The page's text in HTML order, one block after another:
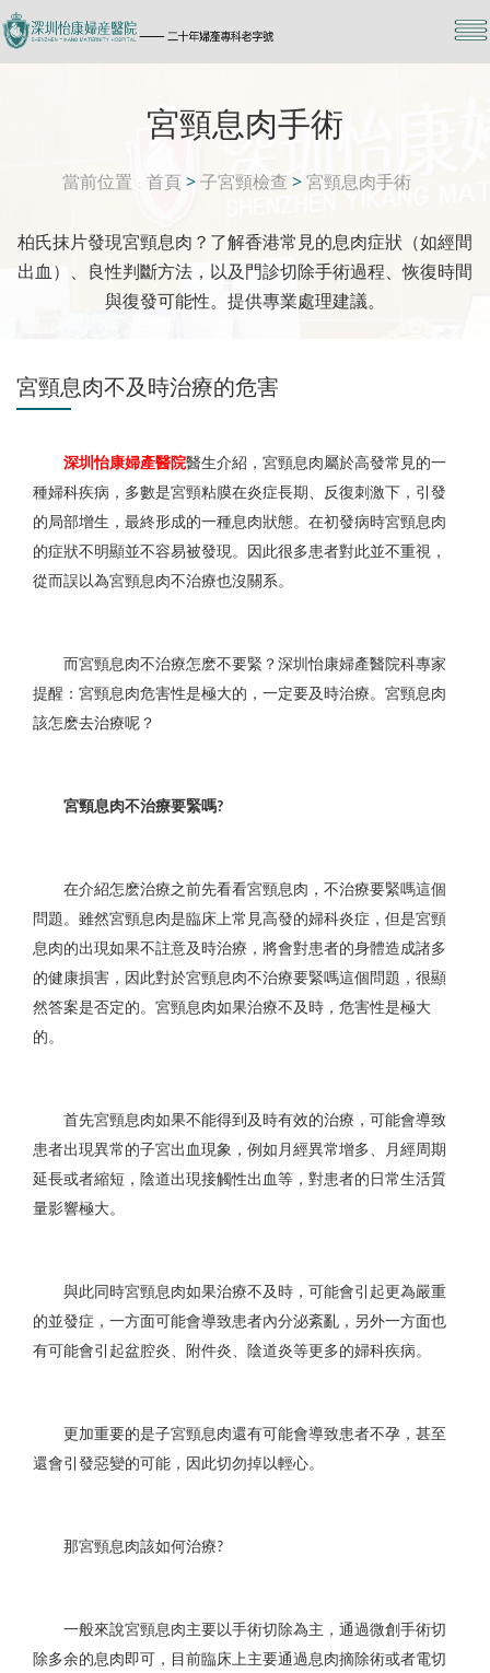
宮頸息肉手術
當前位置 首頁 >子宮頸檢查 >宮頸息肉手術
柏氏抹片發現宮頸息肉？了解香港常見的息肉症狀（如經間
出血）、良性判斷方法，以及門診切除手術過程、恢復時間
與復發可能性。提供專業處理建議。
宮頸息肉不及時治療的危害
深圳怡康婦產醫院醫生介紹，宮頸息肉屬於高發常見的一
種婦科疾病，多數是宮頸粘膜在炎症長期、反復刺激下，引發
的局部增生，最終形成的一種息肉狀態。在初發病時宮頸息肉
的症狀不明顯並不容易被發現。因此很多患者對此並不重視，
從而誤以為宮頸息肉不治療也沒關系。
而宮頸息肉不治療怎麽不要緊？深圳怡康婦產醫院科專家
提醒：宮頸息肉危害性是極大的，一定要及時治療。宮頸息肉
該怎麽去治療呢？
宮頸息肉不治療要緊嗎?
在介紹怎麽治療之前先看看宮頸息肉，不治療要緊嗎這個
問題。雖然宮頸息肉是臨床上常見高發的婦科炎症，但是宮頸
息肉的出現如果不註意及時治療，將會對患者的身體造成諸多
的健康損害，因此對於宮頸息肉不治療要緊嗎這個問題，很顯
然答案是否定的。宮頸息肉如果治療不及時，危害性是極大
的。
首先宮頸息肉如果不能得到及時有效的治療，可能會導致
患者出現異常的子宮出血現象，例如月經異常增多、月經周期
延長或者縮短，陰道出現接觸性出血等，對患者的日常生活質
量影響極大。
與此同時宮頸息肉如果治療不及時，可能會引起更為嚴重
的並發症，一方面可能會導致患者內分泌紊亂，另外一方面也
有可能會引起盆腔炎、附件炎、陰道炎等更多的婦科疾病。
更加重要的是子宮頸息肉還有可能會導致患者不孕，甚至
還會引發惡變的可能，因此切勿掉以輕心。
那宮頸息肉該如何治療?
一般來說宮頸息肉主要以手術切除為主，通過微創手術切
除多余的息肉即可，目前臨床上主要通過息肉摘除術或者電切